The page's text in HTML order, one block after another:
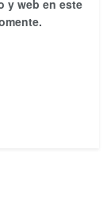
y web en este